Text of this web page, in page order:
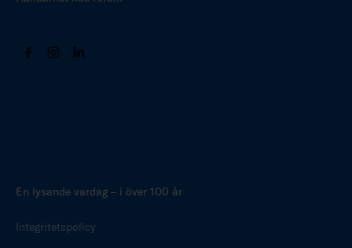
En lysande vardag – i över 100 år
Integritetspolicy